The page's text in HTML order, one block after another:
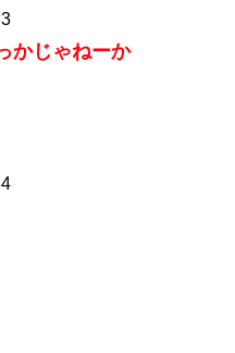
かじゃねーか